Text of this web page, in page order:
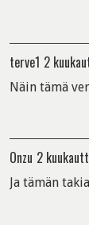
terve1 2
Näin tämä
Onzu 2
Ja tämän